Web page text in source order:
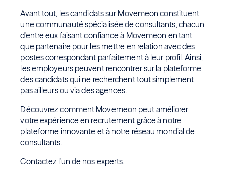
Avant tout, les candidats sur Movemeon constituent
une communauté spécialisée de consultants, chacun
d'entre eux faisant confiance à Movemeon en tant
que partenaire pour les mettre en relation avec des
postes correspondant parfaitement à leur profil. Ainsi,
les employeurs peuvent rencontrer sur la plateforme
des candidats qui ne recherchent tout simplement
pas ailleurs ou via des agences.
Découvrez comment Movemeon peut améliorer
votre expérience en recrutement grâce à notre
plateforme innovante et à notre réseau mondial de
consultants.
Contactez l'un de nos experts.